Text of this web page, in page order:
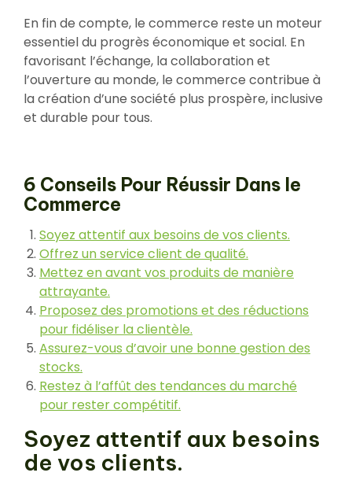
En fin de compte, le commerce reste un moteur
essentiel du progrès économique et social. En
favorisant l’échange, la collaboration et
l’ouverture au monde, le commerce contribue à
la création d’une société plus prospère, inclusive
et durable pour tous.
6 Conseils Pour Réussir Dans le
Commerce
Soyez attentif aux besoins de vos clients.
Offrez un service client de qualité.
Mettez en avant vos produits de manière
attrayante.
Proposez des promotions et des réductions
pour fidéliser la clientèle.
Assurez-vous d’avoir une bonne gestion des
stocks.
Restez à l’affût des tendances du marché
pour rester compétitif.
Soyez attentif aux besoins
de vos clients.